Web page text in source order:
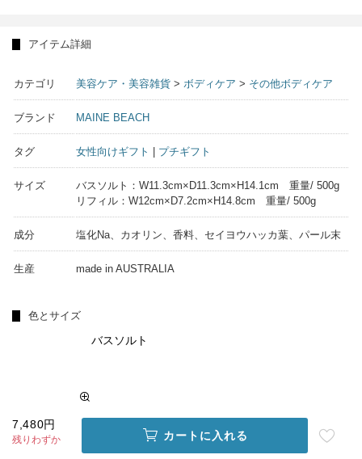
アイテム詳細
カテゴリ 美容ケア・美容雑貨 > ボディケア > その他ボディケア
ブランド MAINE BEACH
タグ 女性向けギフト プチギフト
サイズ
バスソルト：W11.3cm×D11.3cm×H14.1cm 重量/ 500g
リフィル：W12cm×D7.2cm×H14.8cm 重量/ 500g
成分 塩化Na、カオリン、香料、セイヨウハッカ葉、パール末
生産 made in AUSTRALIA
色とサイズ
バスソルト
7,480円
残りわずか カートに入れる